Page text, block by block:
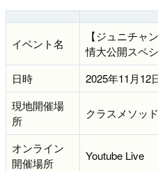
イベント名
【ジュニチャ
情大公開スペ
日時
2025年11月12
現地開催場
所
クラスメソッ
オンライン
開催場所
Youtube Live